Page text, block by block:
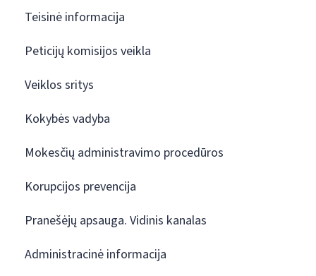
Teisinė informacija
Peticijų komisijos veikla
Veiklos sritys
Kokybės vadyba
Mokesčių administravimo procedūros
Korupcijos prevencija
Pranešėjų apsauga. Vidinis kanalas
Administracinė informacija